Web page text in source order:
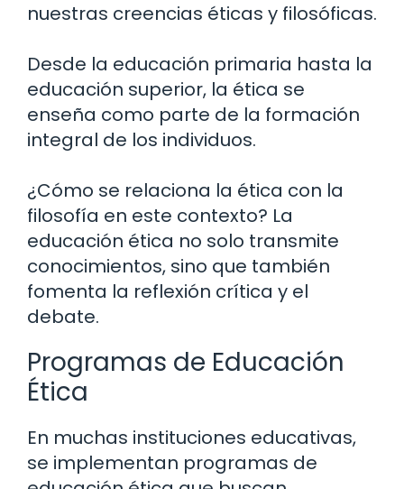
nuestras creencias éticas y filosóficas.
Desde la educación primaria hasta la
educación superior, la ética se
enseña como parte de la formación
integral de los individuos.
¿Cómo se relaciona la ética con la
filosofía en este contexto? La
educación ética no solo transmite
conocimientos, sino que también
fomenta la reflexión crítica y el
debate.
Programas de Educación
Ética
En muchas instituciones educativas,
se implementan programas de